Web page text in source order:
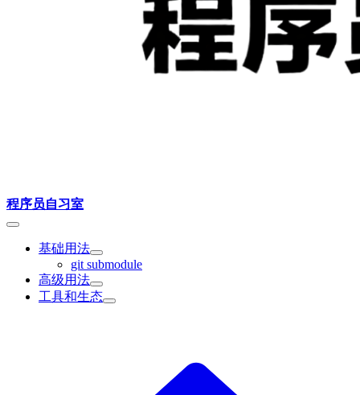
程序员自习室
基础用法
git submodule
高级用法
工具和生态